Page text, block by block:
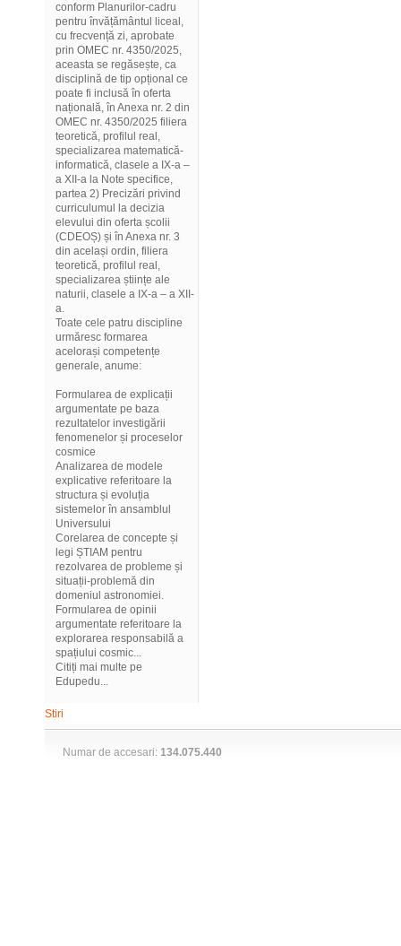
conform Planurilor-cadru
pentru învățământul liceal,
cu frecvență zi, aprobate
prin OMEC nr. 4350/2025,
aceasta se regăsește, ca
disciplină de tip opțional ce
poate fi inclusă în oferta
națională, în Anexa nr. 2 din
OMEC nr. 4350/2025 filiera
teoretică, profilul real,
specializarea matematică-
informatică, clasele a IX-a –
a XII-a la Note specifice,
partea 2) Precizări privind
curriculumul la decizia
elevului din oferta școlii
(CDEOȘ) și în Anexa nr. 3
din același ordin, filiera
teoretică, profilul real,
specializarea științe ale
naturii, clasele a IX-a – a XII-
a.
Toate cele patru discipline
urmăresc formarea
acelorași competențe
generale, anume:
Formularea de explicații
argumentate pe baza
rezultatelor investigării
fenomenelor și proceselor
cosmice
Analizarea de modele
explicative referitoare la
structura și evoluția
sistemelor în ansamblul
Universului
Corelarea de concepte și
legi ȘTIAM pentru
rezolvarea de probleme și
situații-problemă din
domeniul astronomiei.
Formularea de opinii
argumentate referitoare la
explorarea responsabilă a
spațiului cosmic...
Citiți mai multe pe
Edupedu...
Stiri
Numar de accesari: 134.075.440